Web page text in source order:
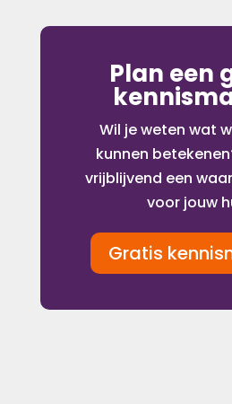
Plan een
Wil je weten wat
kunnen
vrijblijvend een
voor jouw
Gratis